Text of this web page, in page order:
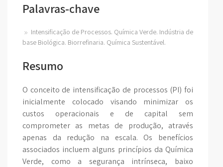
Palavras-chave
Intensificação de Processos. Química Verde. Indústria de
base Biológica. Biorrefinaria. Química Sustentável.
Resumo
O conceito de intensificação de processos (PI) foi
inicialmente colocado visando minimizar os
custos operacionais e de capital sem
comprometer as metas de produção, através
apenas da redução na escala. Os benefícios
associados incluem alguns princípios da Química
Verde, como a segurança intrínseca, baixo